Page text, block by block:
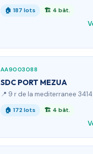
🏠 187 lots 🏗 4 bât.
AA9003088
SDC PORT MEZUA
📍 9 r de la mediterranee
🏠 172 lots 🏗 4 bât.